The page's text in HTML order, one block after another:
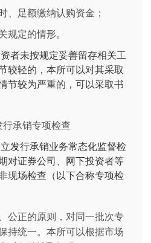
、足额缴纳认购资金；
规定的情形。
者未按规定妥善留存相关工
较轻的，本所可以对其采取
节较为严重的，可以采取书
承销专项检查
发行承销业务常态化监督检
对证券公司、网下投资者等
现场检查（以下合称专项检
公正的原则，对同一批次专
持统一。本所可以根据市场